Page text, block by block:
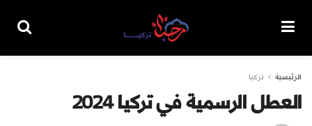
الرئيسية تركيا
العطل الرسمية في تركيا 2024